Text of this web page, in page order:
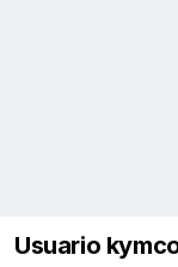
Usuario